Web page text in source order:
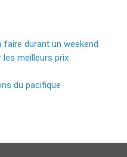
durant un weekend
les meilleurs prix
du pacifique